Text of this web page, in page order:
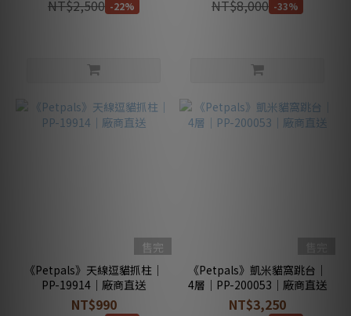
NT$2,500 -22% NT$8,000 -33%
售完
《Petpals》天線逗貓抓柱｜
PP-19914｜廠商直送
NT$990
《Petpals》凱米貓窩跳台｜
4層｜PP-200053｜廠商直送
NT$3,250